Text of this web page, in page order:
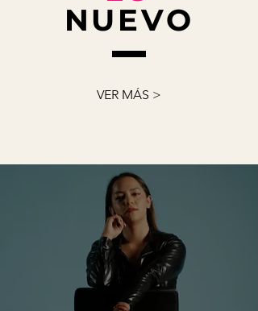
NUEVO
VER MÁS >